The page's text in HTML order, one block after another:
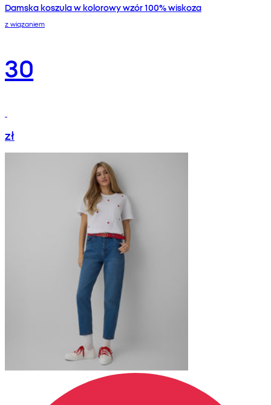
Damska koszula w kolorowy wzór 100% wiskoza
z wiązaniem
30
zł